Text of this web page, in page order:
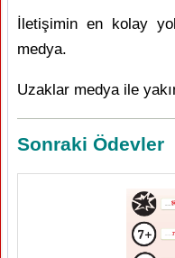
İletişimin en kolay
medya.
Uzaklar medya ile
Sonraki Ödevler